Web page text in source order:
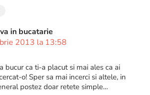
in bucatarie
2013 la 13:58
bucur ca ti-a placut si mai ales ca ai
o! Sper sa mai incerci si altele, in
postez doar retete simple…